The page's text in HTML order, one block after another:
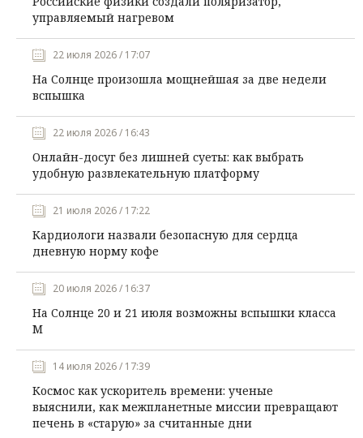
управляемый нагревом
22 июля 2026 / 17:07
На Солнце произошла мощнейшая за две недели
вспышка
22 июля 2026 / 16:43
Онлайн-досуг без лишней суеты: как выбрать
удобную развлекательную платформу
21 июля 2026 / 17:22
Кардиологи назвали безопасную для сердца
дневную норму кофе
20 июля 2026 / 16:37
На Солнце 20 и 21 июля возможны вспышки класса
М
14 июля 2026 / 17:39
Космос как ускоритель времени: ученые
выяснили, как межпланетные миссии превращают
печень в «старую» за считанные дни